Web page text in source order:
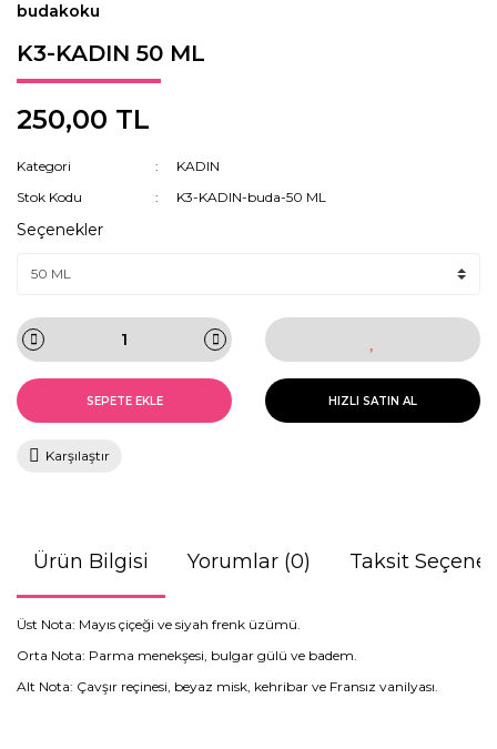
budakoku
K3-KADIN 50 ML
250,00 TL
Kategori
KADIN
Stok Kodu
K3-KADIN-buda-50 ML
Seçenekler
SEPETE EKLE HIZLI SATIN AL
Karşılaştır
Ürün Bilgisi Yorumlar (0) Taksit
Üst Nota: Mayıs çiçeği ve siyah frenk üzümü.
Orta Nota: Parma menekşesi, bulgar gülü ve badem.
Alt Nota: Çavşır reçinesi, beyaz misk, kehribar ve Fransız vanilyası.